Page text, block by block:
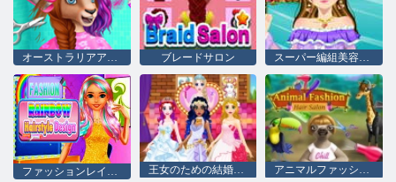
ブレードサロン
王女のための結婚式の美容院 アニマルファッションヘアサロン